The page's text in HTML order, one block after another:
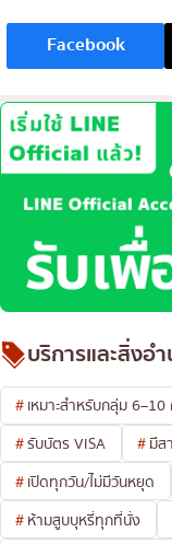
Facebook
บริการและสิ่งอ
เหมาะสำหรับกลุ่ม
รับบัตร VISA
มีส
เปิดทุกวัน/ไม่มีวันหยุด
ห้ามสูบบุหรี่ทุกที่นั่ง